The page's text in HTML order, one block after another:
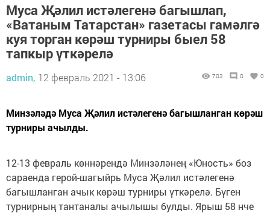
Муса Җәлил истәлегенә багышлап,
«Ватаным Татарстан» газетасы гамәлгә
куя торган көрәш турниры быел 58
тапкыр үткәрелә
admin, 12 февраль 2021 - 13:06 703 0 0
Минзәләдә Муса Җәлил истәлегенә багышланган көрәш
турниры ачылды.
12-13 февраль көннәрендә Минзәләнең «Юность» боз
сараенда герой-шагыйрь Муса Җәлил истәлегенә
багышланган ачык көрәш турниры үткәрелә. Бүген
турнирның тантаналы ачылышы булды. Ярыш 58 нче